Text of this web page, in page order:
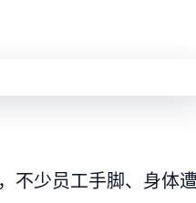
不少员工手脚、身体